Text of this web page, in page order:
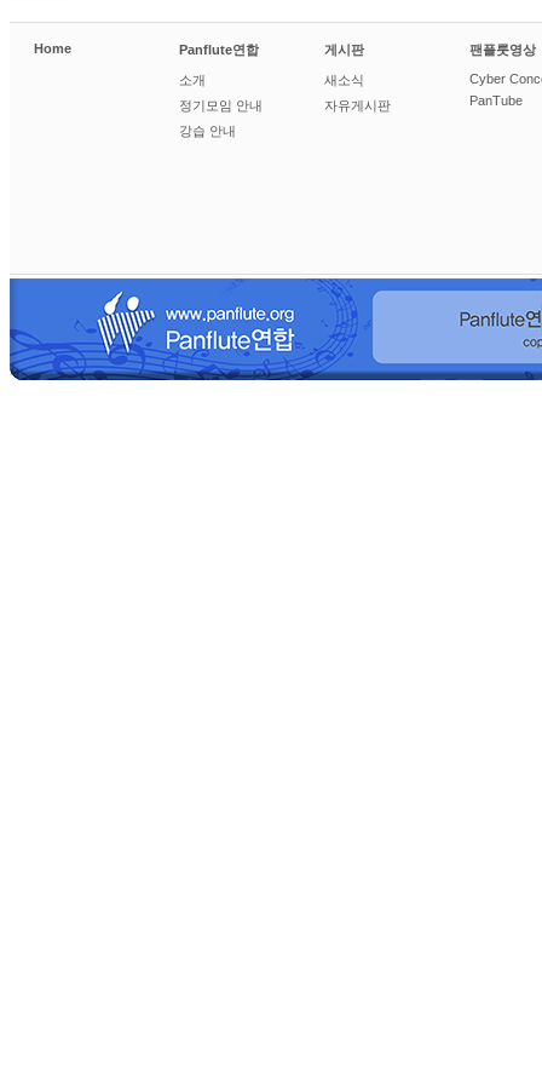
Home Panflute연합
소개
정기모임 안내
강습 안내
게시판
새소식
자유게시판
팬플룻영상
Cyber
PanTube